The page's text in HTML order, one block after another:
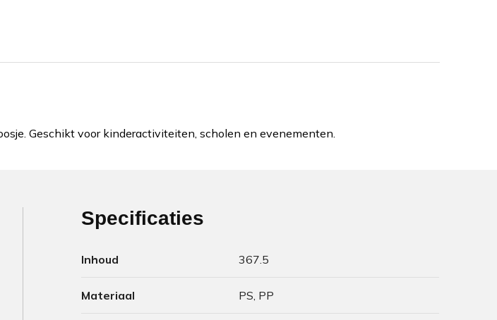
Geschikt voor kinderactiviteiten, scholen en evenementen.
Specificaties
Inhoud 367.5
Materiaal PS, PP